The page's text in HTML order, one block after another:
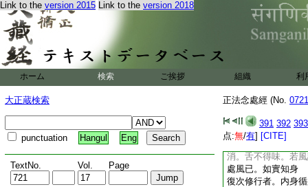
Link to the version 2015 Link to the version 2018
ホーム 検索 ご挨拶 組織 利
大正蔵検索
punctuation Hangul Eng
TextNo. Vol. Page
正法念處經 (No.
391 392 393
点:無/有] [CITE]
鼻口一切皆臭。能
藏上衝生＊藏
化。不能坐禪。晝
復次修行者。内身
中。若調不調。作
眼。見有一風。名
作。彼以聞慧。或
順。於三肉 12
汁。身體燒熱。惛
消。舌不得味。若
處風已。如實知身
復次修行者。内身